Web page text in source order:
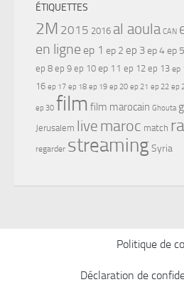
ÉTIQUETTES
2M 2015 2016 al aoula CAN
en ligne ep 1 ep 2 ep 3ep 4ep 5
ep 8 ep 9 ep 10 ep 11 ep 12 ep 13 ep
16 ep 17 ep 18 ep 19 ep 20 ep 21 ep 22 ep
ep 30 film film marocain Ghouta
Jerusalem live maroc match
regarder streamingSyria
Politique de
Déclaration de